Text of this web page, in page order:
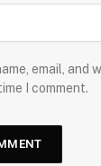
email, and
I comment.